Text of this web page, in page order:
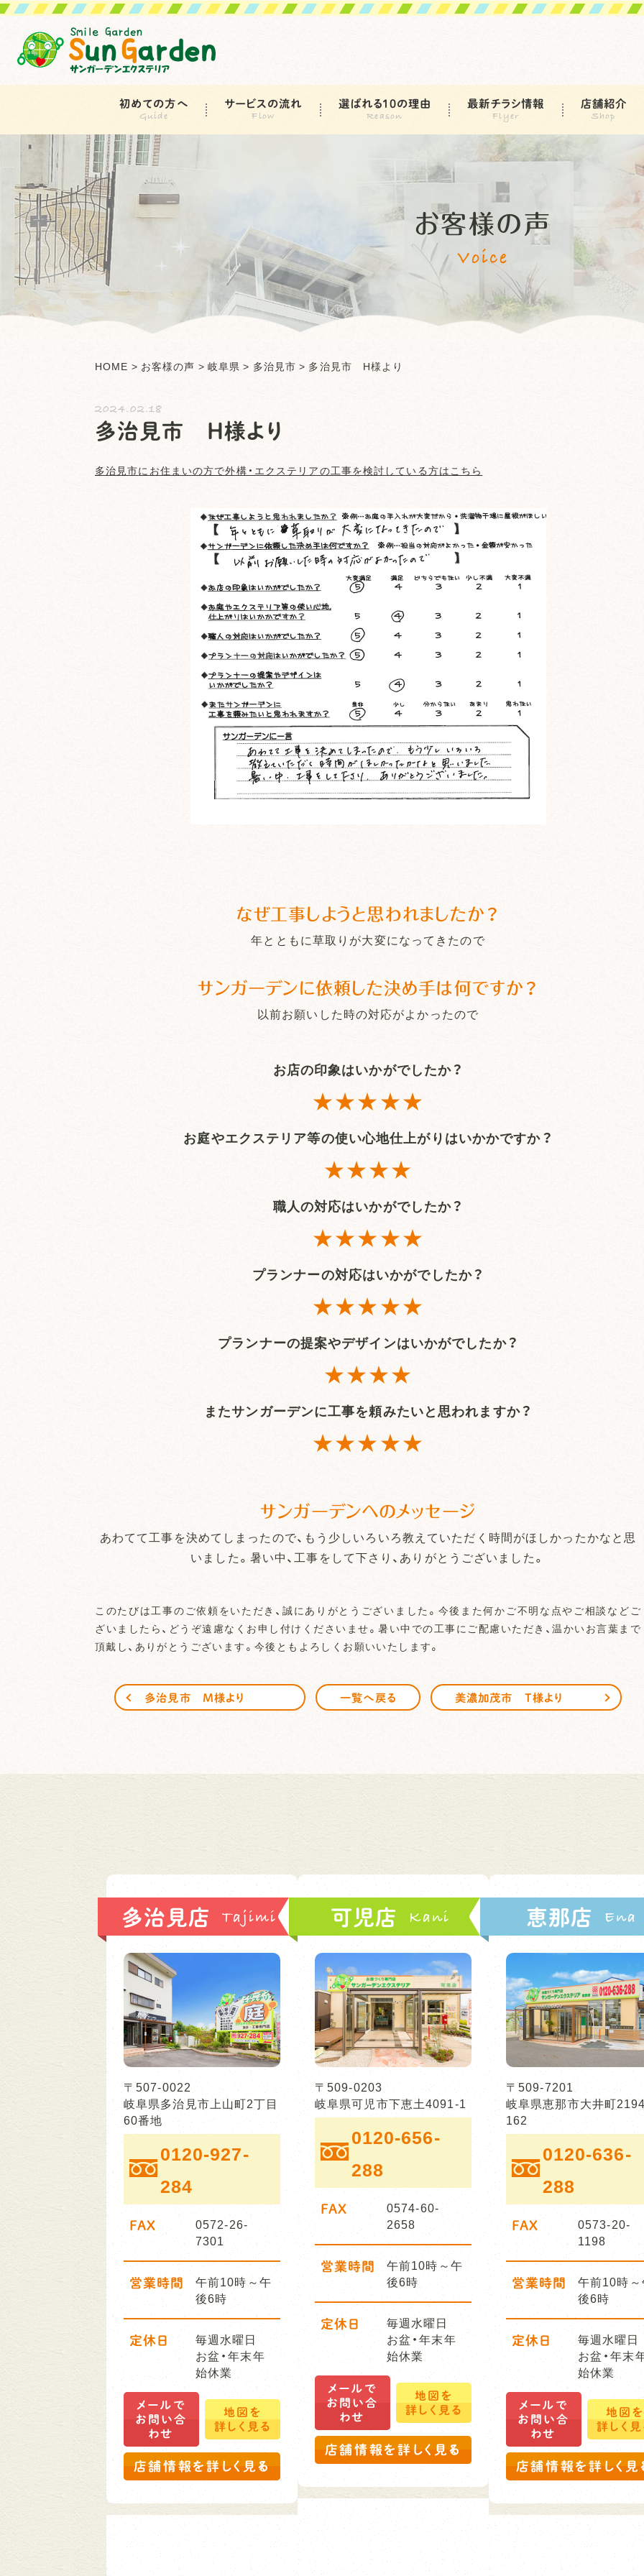
初めての方へ サービスの流れ 選ばれる10の理由 最新チラシ情報 店舗紹介
お客様の声
Voice
HOME > お客様の声 > 岐阜県 > 多治見市 > 多治見市 H様より
2024.02.18
多治見市 H様より
多治見市にお住まいの方で外構・エクステリアの工事を検討している方はこちら
なぜ工事しようと思われましたか？
年とともに草取りが大変になってきたので
サンガーデンに依頼した決め手は何ですか？
以前お願いした時の対応がよかったので
お店の印象はいかがでしたか？
★★★★★
お庭やエクステリア等の使い心地仕上がりはいかかですか？
★★★★
職人の対応はいかがでしたか？
★★★★★
プランナーの対応はいかがでしたか？
★★★★★
プランナーの提案やデザインはいかがでしたか？
★★★★
またサンガーデンに工事を頼みたいと思われますか？
★★★★★
サンガーデンへのメッセージ
あわてて工事を決めてしまったので、もう少しいろいろ教えていただく時間がほしかったかなと思
いました。暑い中、工事をして下さり、ありがとうございました。
このたびは工事のご依頼をいただき、誠にありがとうございました。今後また何かご不明な点やご相談などご
ざいましたら、どうぞ遠慮なくお申し付けくださいませ。暑い中での工事にご配慮いただき、温かいお言葉まで
頂戴し、ありがとうございます。今後ともよろしくお願いいたします。
多治見市 M様より 一覧へ戻る 美濃加茂市 T様より
多治見店
〒507-0022
岐阜県多治見市上山町2丁目
60番地
0120-927-
284
FAX
0572-26-
7301
営業時間
午前10時～午
後6時
定休日
毎週水曜日
お盆・年末年
始休業
メールで
お問い合
わせ
地図を
詳しく見る
店舗情報を詳しく見る
可児店
〒509-0203
岐阜県可児市下恵土4091-1
0120-656-
288
FAX
0574-60-
2658
営業時間
午前10時～午
後6時
定休日
毎週水曜日
お盆・年末年
始休業
メールで
お問い合
わせ
地図を
詳しく見る
店舗情報を詳しく見る
恵那店
〒509-7201
岐阜県恵那市大井町
162
0120-636-
288
FAX
0573-20-
1198
営業時間
午前10時
後6時
定休日
毎週水曜日
お盆・年末
始休業
メールで
お問い合
わせ
地図を
詳しく
店舗情報を詳しく見